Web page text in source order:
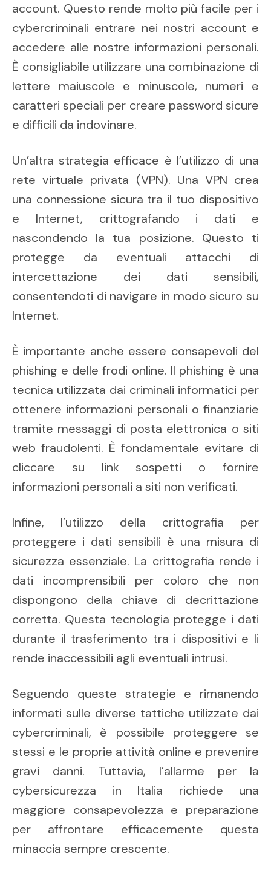
account. Questo rende molto più facile per i
cybercriminali entrare nei nostri account e
accedere alle nostre informazioni personali.
È consigliabile utilizzare una combinazione di
lettere maiuscole e minuscole, numeri e
caratteri speciali per creare password sicure
e difficili da indovinare.
Un’altra strategia efficace è l’utilizzo di una
rete virtuale privata (VPN). Una VPN crea
una connessione sicura tra il tuo dispositivo
e Internet, crittografando i dati e
nascondendo la tua posizione. Questo ti
protegge da eventuali attacchi di
intercettazione dei dati sensibili,
consentendoti di navigare in modo sicuro su
Internet.
È importante anche essere consapevoli del
phishing e delle frodi online. Il phishing è una
tecnica utilizzata dai criminali informatici per
ottenere informazioni personali o finanziarie
tramite messaggi di posta elettronica o siti
web fraudolenti. È fondamentale evitare di
cliccare su link sospetti o fornire
informazioni personali a siti non verificati.
Infine, l’utilizzo della crittografia per
proteggere i dati sensibili è una misura di
sicurezza essenziale. La crittografia rende i
dati incomprensibili per coloro che non
dispongono della chiave di decrittazione
corretta. Questa tecnologia protegge i dati
durante il trasferimento tra i dispositivi e li
rende inaccessibili agli eventuali intrusi.
Seguendo queste strategie e rimanendo
informati sulle diverse tattiche utilizzate dai
cybercriminali, è possibile proteggere se
stessi e le proprie attività online e prevenire
gravi danni. Tuttavia, l’allarme per la
cybersicurezza in Italia richiede una
maggiore consapevolezza e preparazione
per affrontare efficacemente questa
minaccia sempre crescente.